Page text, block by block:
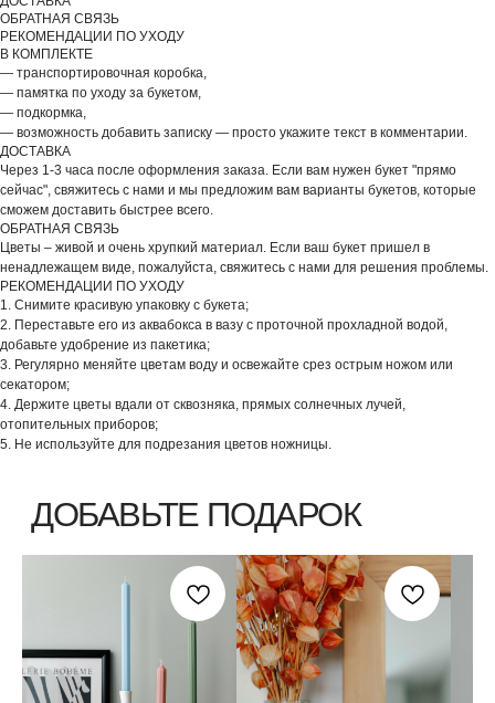
ОБРАТНАЯ СВЯЗЬ
РЕКОМЕНДАЦИИ ПО УХОДУ
В КОМПЛЕКТЕ
— транспортировочная коробка,
— памятка по уходу за букетом,
— подкормка,
— возможность добавить записку — просто укажите текст в комментарии.
ДОСТАВКА
Через 1-3 часа после оформления заказа. Если вам нужен букет "прямо
сейчас", свяжитесь с нами и мы предложим вам варианты букетов, которые
сможем доставить быстрее всего.
ОБРАТНАЯ СВЯЗЬ
Цветы – живой и очень хрупкий материал. Если ваш букет пришел в
ненадлежащем виде, пожалуйста, свяжитесь с нами для решения проблемы.
РЕКОМЕНДАЦИИ ПО УХОДУ
1. Снимите красивую упаковку с букета;
2. Переставьте его из аквабокса в вазу с проточной прохладной водой,
добавьте удобрение из пакетика;
3. Регулярно меняйте цветам воду и освежайте срез острым ножом или
секатором;
4. Держите цветы вдали от сквозняка, прямых солнечных лучей,
отопительных приборов;
5. Не используйте для подрезания цветов ножницы.
ВЫБЕРИТЕ ВАЗУ